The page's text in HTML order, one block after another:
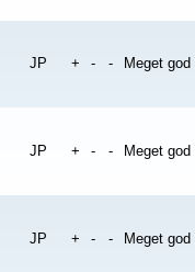
JP + - - Meget god
JP + - - Meget god
JP + - - Meget god